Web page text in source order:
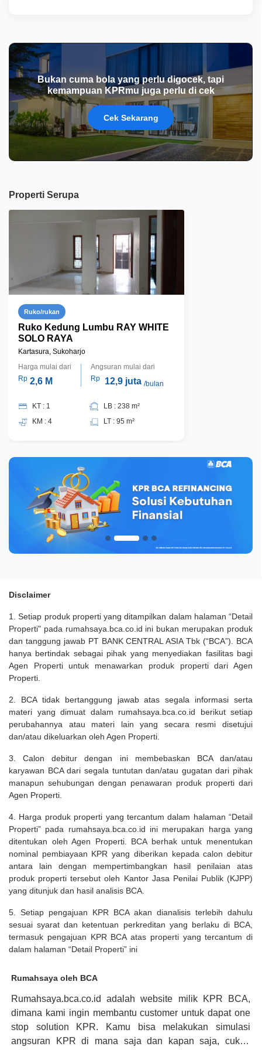
Bukan cuma bola yang perlu digocek, tapi
kemampuan KPRmu juga perlu di cek
Cek Sekarang
Properti Serupa
Ruko/rukan
Ruko Kedung Lumbu RAY WHITE
SOLO RAYA
Kartasura, Sukoharjo
Harga mulai dari
Rp 2,6 M
Angsuran mulai dari
Rp
12,9 juta /bulan
KT : 1
KM : 4
LB : 238 m²
LT : 95 m²
Disclaimer
1. Setiap produk properti yang ditampilkan dalam halaman “Detail
Properti" pada rumahsaya.bca.co.id ini bukan merupakan produk
dan tanggung jawab PT BANK CENTRAL ASIA Tbk (“BCA”). BCA
hanya bertindak sebagai pihak yang menyediakan fasilitas bagi
Agen Properti untuk menawarkan produk properti dari Agen
Properti.
2. BCA tidak bertanggung jawab atas segala informasi serta
materi yang dimuat dalam rumahsaya.bca.co.id berikut setiap
perubahannya atau materi lain yang secara resmi disetujui
dan/atau dikeluarkan oleh Agen Properti.
3. Calon debitur dengan ini membebaskan BCA dan/atau
karyawan BCA dari segala tuntutan dan/atau gugatan dari pihak
manapun sehubungan dengan penawaran produk properti dari
Agen Properti.
4. Harga produk properti yang tercantum dalam halaman “Detail
Properti” pada rumahsaya.bca.co.id ini merupakan harga yang
ditentukan oleh Agen Properti. BCA berhak untuk menentukan
nominal pembiayaan KPR yang diberikan kepada calon debitur
antara lain dengan mempertimbangkan hasil penilaian atas
produk properti tersebut oleh Kantor Jasa Penilai Publik (KJPP)
yang ditunjuk dan hasil analisis BCA.
5. Setiap pengajuan KPR BCA akan dianalisis terlebih dahulu
sesuai syarat dan ketentuan perkreditan yang berlaku di BCA,
termasuk pengajuan KPR BCA atas properti yang tercantum di
dalam halaman “Detail Properti” ini
Rumahsaya oleh BCA
Rumahsaya.bca.co.id adalah website milik KPR BCA,
dimana kami ingin membantu customer untuk dapat one
stop solution KPR. Kamu bisa melakukan simulasi
angsuran KPR di mana saja dan kapan saja, cukup